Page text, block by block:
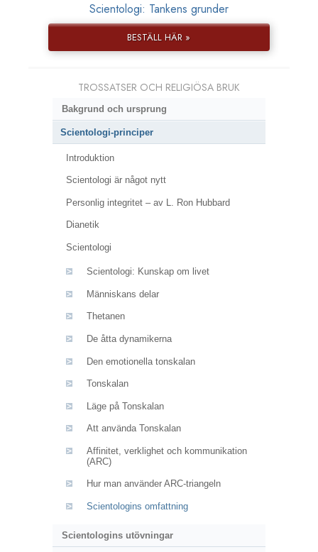
Scientologi: Tankens grunder
BESTÄLL HÄR »
TROSSATSER OCH RELIGIÖSA BRUK
Bakgrund och ursprung
Scientologi-principer
Introduktion
Scientologi är något nytt
Personlig integritet – av L. Ron Hubbard
Dianetik
Scientologi
Scientologi: Kunskap om livet
Människans delar
Thetanen
De åtta dynamikerna
Den emotionella tonskalan
Tonskalan
Läge på Tonskalan
Att använda Tonskalan
Affinitet, verklighet och kommunikation
(ARC)
Hur man använder ARC-triangeln
Scientologins omfattning
Scientologins utövningar